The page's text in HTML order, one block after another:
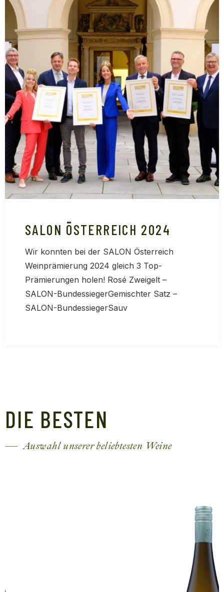
SALON ÖSTERREICH 2024
Wir konnten bei der SALON Österreich
Weinprämierung 2024 gleich 3 Top-
Prämierungen holen! Rosé Zweigelt –
SALON-BundessiegerGemischter Satz –
SALON-BundessiegerSauv
DIE BESTEN
Auswahl unserer beliebtesten Weine